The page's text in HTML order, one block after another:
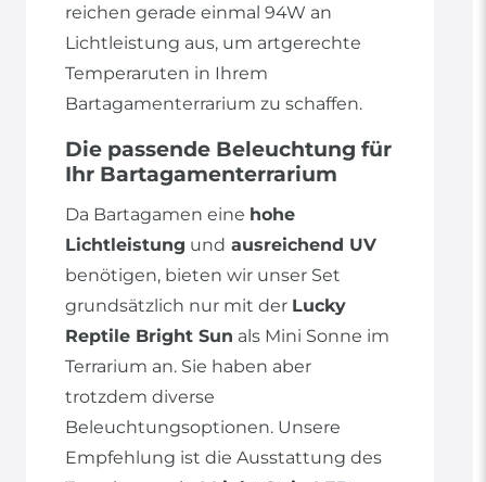
reichen gerade einmal 94W an
Lichtleistung aus, um artgerechte
Temperaruten in Ihrem
Bartagamenterrarium zu schaffen.
Die passende Beleuchtung für
Ihr Bartagamenterrarium
Da Bartagamen eine hohe
Lichtleistung und ausreichend UV
benötigen, bieten wir unser Set
grundsätzlich nur mit der Lucky
Reptile Bright Sun als Mini Sonne im
Terrarium an. Sie haben aber
trotzdem diverse
Beleuchtungsoptionen. Unsere
Empfehlung ist die Ausstattung des